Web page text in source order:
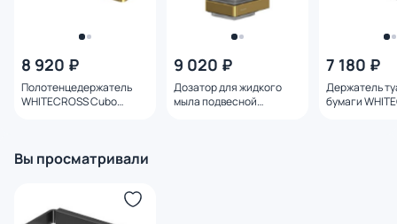
8 920 ₽
Полотенцедержатель
WHITECROSS Cubo
9 020 ₽
Дозатор для жидкого
мыла подвесной
7 180 ₽
Держатель
бумаги
Вы просматривали